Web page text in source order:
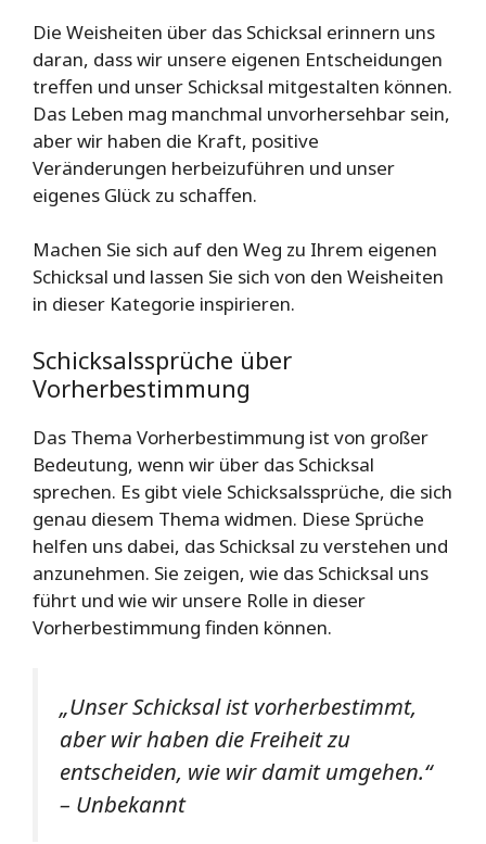
Die Weisheiten über das Schicksal erinnern uns
daran, dass wir unsere eigenen Entscheidungen
treffen und unser Schicksal mitgestalten können.
Das Leben mag manchmal unvorhersehbar sein,
aber wir haben die Kraft, positive
Veränderungen herbeizuführen und unser
eigenes Glück zu schaffen.
Machen Sie sich auf den Weg zu Ihrem eigenen
Schicksal und lassen Sie sich von den Weisheiten
in dieser Kategorie inspirieren.
Schicksalssprüche über
Vorherbestimmung
Das Thema Vorherbestimmung ist von großer
Bedeutung, wenn wir über das Schicksal
sprechen. Es gibt viele Schicksalssprüche, die sich
genau diesem Thema widmen. Diese Sprüche
helfen uns dabei, das Schicksal zu verstehen und
anzunehmen. Sie zeigen, wie das Schicksal uns
führt und wie wir unsere Rolle in dieser
Vorherbestimmung finden können.
„Unser Schicksal ist vorherbestimmt,
aber wir haben die Freiheit zu
entscheiden, wie wir damit umgehen.“
– Unbekannt